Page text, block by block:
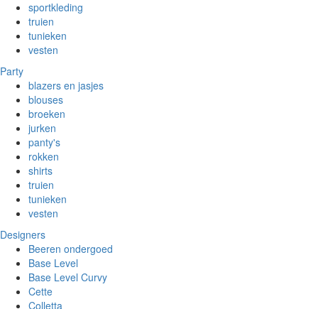
sportkleding
truien
tunieken
vesten
Party
blazers en jasjes
blouses
broeken
jurken
panty's
rokken
shirts
truien
tunieken
vesten
Designers
Beeren ondergoed
Base Level
Base Level Curvy
Cette
Colletta